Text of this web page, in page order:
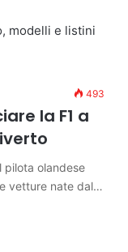
modelli e listini
493
la F1 a
pilota olandese
vetture nate dal…